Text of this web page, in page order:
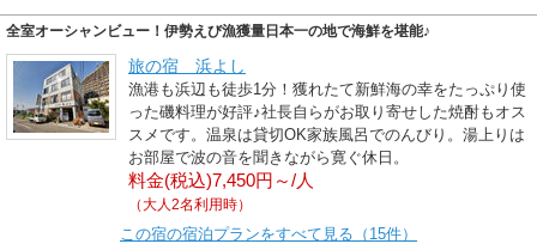
全室オーシャンビュー！伊勢えび漁獲量日本一の地で海鮮を堪能♪
旅の宿 浜よし
漁港も浜辺も徒歩1分！獲れたて新鮮海の幸をたっぷり使
った磯料理が好評♪社長自らがお取り寄せした焼酎もオス
スメです。温泉は貸切OK家族風呂でのんびり。湯上りは
お部屋で波の音を聞きながら寛ぐ休日。
料金(税込)7,450円～/人
（大人2名利用時）
この宿の宿泊プランをすべて見る（15件）